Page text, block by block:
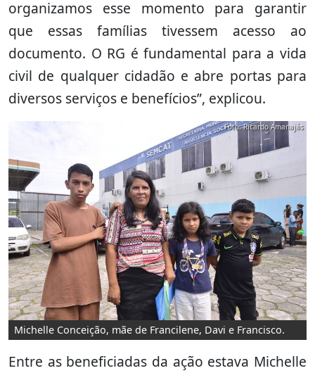
organizamos esse momento para garantir
que essas famílias tivessem acesso ao
documento. O RG é fundamental para a vida
civil de qualquer cidadão e abre portas para
diversos serviços e benefícios”, explicou.
Michelle Conceição, mãe de Francilene, Davi e Francisco.
Foto: Ricardo Amanajás
Entre as beneficiadas da ação estava Michelle